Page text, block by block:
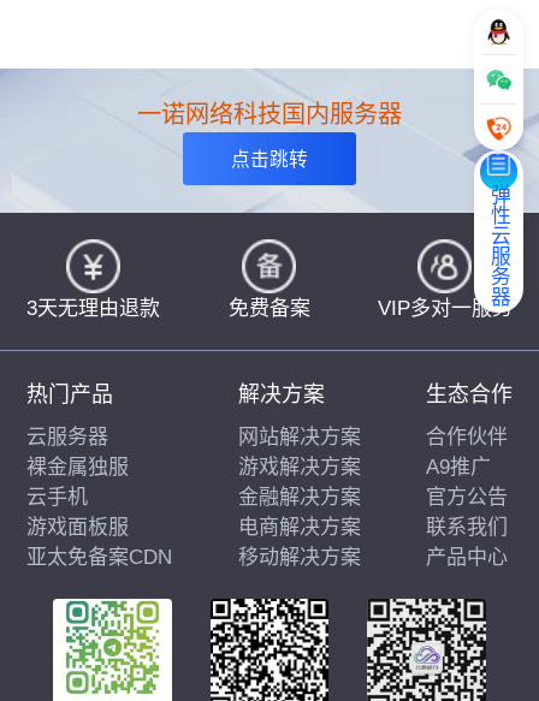
弹性云服务器
一诺网络科技国内服务器
点击跳转
3天无理由退款 免费备案 VIP多对一服务
热门产品
云服务器
裸金属独服
云手机
游戏面板服
亚太免备案CDN
解决方案
网站解决方案
游戏解决方案
金融解决方案
电商解决方案
移动解决方案
生态合作
合作伙伴
A9推广
官方公告
联系我们
产品中心